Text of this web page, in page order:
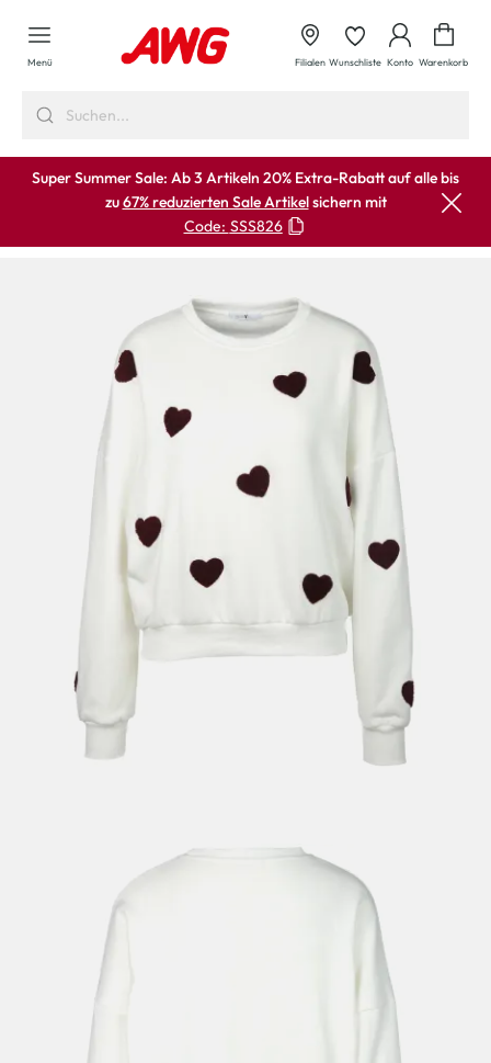
springen
Menü Filialen Wunschliste Konto Warenkorb
Super Summer Sale: Ab 3 Artikeln 20% Extra-Rabatt auf alle bis
zu67% reduzierten Sale Artikelsichern mit
Code: SSS826